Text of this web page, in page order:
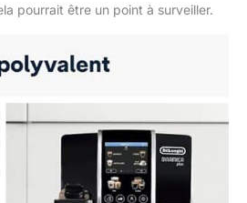
pourrait être un point à surveiller.